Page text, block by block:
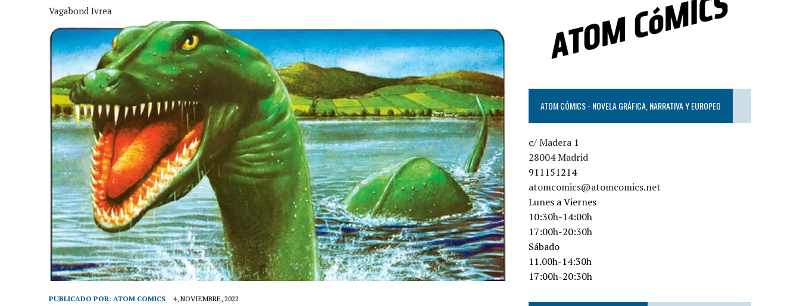
Vagabond Ivrea
PUBLICADO POR: ATOM COMICS 4, NOVIEMBRE, 2022
ATOM CÓMICS - NOVELA GRÁFICA, NARRATIVA Y EUROPEO
c/ Madera 1
28004 Madrid
911151214
atomcomics@atomcomics.net
Lunes a Viernes
10:30h-14:00h
17:00h-20:30h
Sábado
11.00h-14:30h
17:00h-20:30h